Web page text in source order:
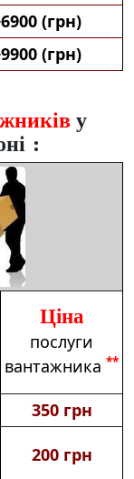
(грн)
(грн)
у
:
Ціна
послуги
вантажника **
350 грн
200 грн